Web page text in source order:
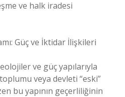
ve halk iradesi
Güç ve İktidar İlişkileri
ve güç yapılarıyla
veya devleti “eski”
bu yapının geçerliliğinin